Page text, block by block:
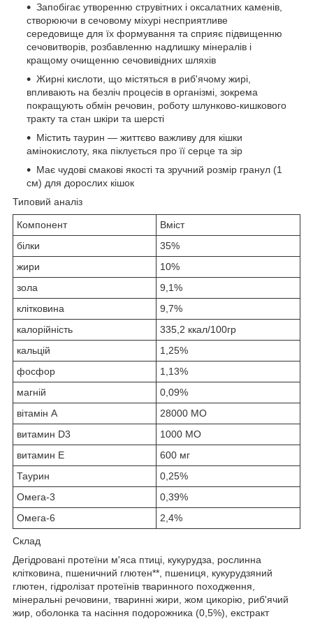
Запобігає утворенню струвітних і оксалатних каменів,
створюючи в сечовому міхурі несприятливе
середовище для їх формування та сприяє підвищенню
сечовитворів, розбавленню надлишку мінералів і
кращому очищенню сечовивідних шляхів
Жирні кислоти, що містяться в риб'ячому жирі,
впливають на безліч процесів в організмі, зокрема
покращують обмін речовин, роботу шлунково-кишкового
тракту та стан шкіри та шерсті
Містить таурин — життєво важливу для кішки
амінокислоту, яка піклується про її серце та зір
Має чудові смакові якості та зручний розмір гранул (1
см) для дорослих кішок
Типовий аналіз
Компонент
Вміст
білки
35%
жири
10%
зола
9,1%
клітковина
9,7%
калорійність
335,2 ккал/100гр
кальцій
1,25%
фосфор
1,13%
магній
0,09%
вітамін А
28000 МО
витамин D3
1000 МО
витамин Е
600 мг
Таурин
0,25%
Омега-3
0,39%
Омега-6
2,4%
Склад
Дегідровані протеїни м'яса птиці, кукурудза, рослинна
клітковина, пшеничний глютен**, пшениця, кукурудзяний
глютен, гідролізат протеїнів тваринного походження,
мінеральні речовини, тваринні жири, жом цикорію, риб'ячий
жир, оболонка та насіння подорожника (0,5%), екстракт